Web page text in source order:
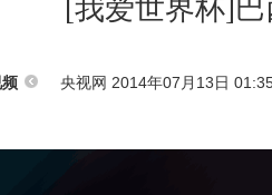
[我爱世界杯]
央视网 2014年07月13日